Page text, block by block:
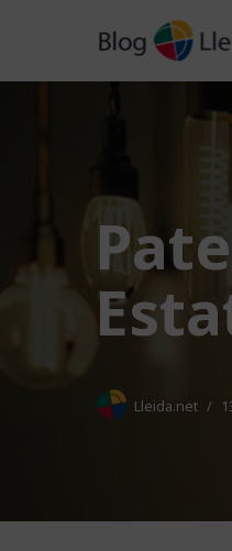
Lleida.net